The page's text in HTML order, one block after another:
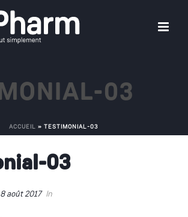
03
ACCUEIL » TESTIMONIAL-03
03
8 août 2017 In